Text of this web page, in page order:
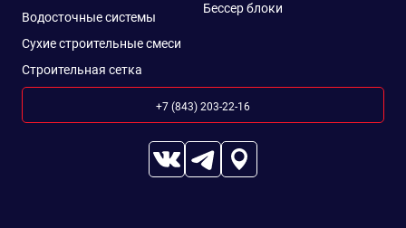
Водосточные системы
Сухие строительные смеси
Строительная сетка
Бессер блоки
+7 (843) 203-22-16